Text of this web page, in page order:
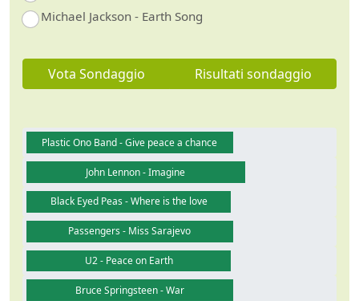
Michael Jackson - Earth Song
Vota Sondaggio Risultati sondaggio
Plastic Ono Band - Give peace a chance
John Lennon - Imagine
Black Eyed Peas - Where is the love
Passengers - Miss Sarajevo
U2 - Peace on Earth
Bruce Springsteen - War